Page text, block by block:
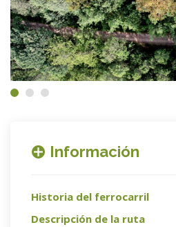
Información
Historia del ferrocarril
Descripción de la ruta